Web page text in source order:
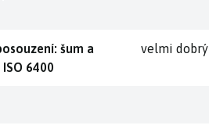
šum a
6400
velmi dobrý